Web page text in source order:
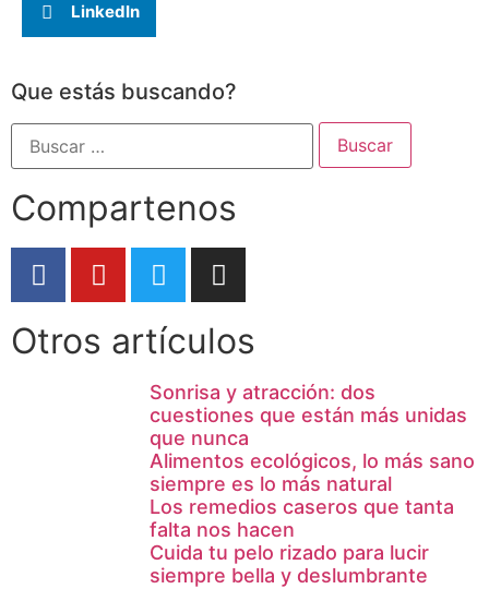
LinkedIn
Que estás buscando?
Compartenos
Otros artículos
Sonrisa y atracción: dos
cuestiones que están más unidas
que nunca
Alimentos ecológicos, lo más sano
siempre es lo más natural
Los remedios caseros que tanta
falta nos hacen
Cuida tu pelo rizado para lucir
siempre bella y deslumbrante